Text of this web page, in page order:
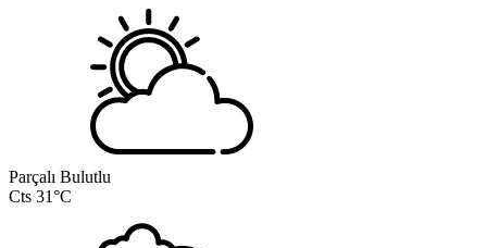
Parçalı Bulutlu
Cts 31°C